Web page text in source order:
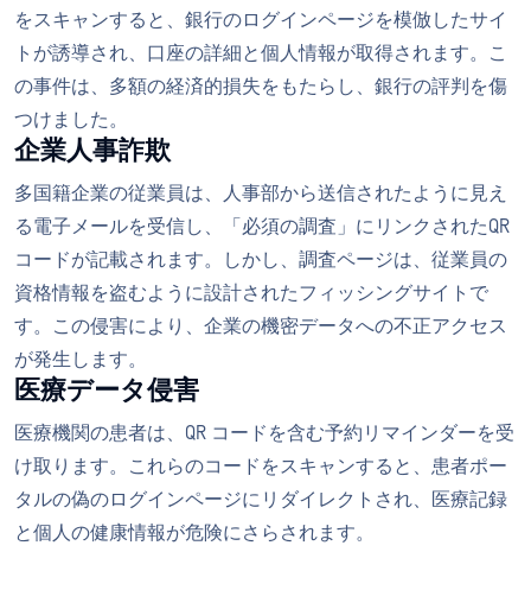
をスキャンすると、銀行のログインページを模倣したサイ
トが誘導され、口座の詳細と個人情報が取得されます。こ
の事件は、多額の経済的損失をもたらし、銀行の評判を傷
つけました。
企業人事詐欺
多国籍企業の従業員は、人事部から送信されたように見え
る電子メールを受信し、「必須の調査」にリンクされたQR
コードが記載されます。しかし、調査ページは、従業員の
資格情報を盗むように設計されたフィッシングサイトで
す。この侵害により、企業の機密データへの不正アクセス
が発生します。
医療データ侵害
医療機関の患者は、QR コードを含む予約リマインダーを受
け取ります。これらのコードをスキャンすると、患者ポー
タルの偽のログインページにリダイレクトされ、医療記録
と個人の健康情報が危険にさらされます。